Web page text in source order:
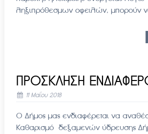
ληξιπρόθεσμων οφειλών, μπορούν
ΠΡΟΣΚΛΗΣΗ
11 Μαΐου 2018
Ο Δήμος μας ενδιαφέρεται να
Καθαρισμό δεξαμενών ύδρευσης